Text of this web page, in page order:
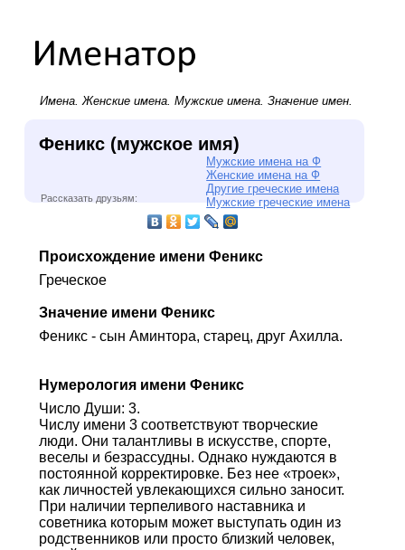
Имена.Женские имена. Мужские имена. Значение имен.
Феникс (мужское имя)
Мужские имена на Ф
Женские имена на Ф
Другие греческие имена
Мужские греческие имена
Рассказать друзьям:
Происхождение имени Феникс
Греческое
Значение имени Феникс
Феникс - сын Аминтора, старец, друг Ахилла.
Нумерология имени Феникс
Число Души: 3.
Числу имени 3 соответствуют творческие
люди. Они талантливы в искусстве, спорте,
веселы и безрассудны. Однако нуждаются в
постоянной корректировке. Без нее «троек»,
как личностей увлекающихся сильно заносит.
При наличии терпеливого наставника и
советника которым может выступать один из
родственников или просто близкий человек,